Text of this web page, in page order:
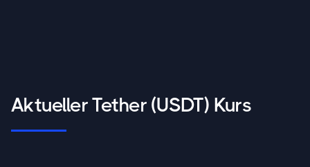
Aktueller Tether (USDT) Kurs